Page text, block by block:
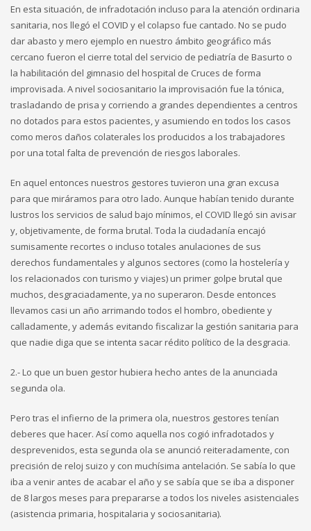
En esta situación, de infradotación incluso para la atención ordinaria
sanitaria, nos llegó el COVID y el colapso fue cantado. No se pudo
dar abasto y mero ejemplo en nuestro ámbito geográfico más
cercano fueron el cierre total del servicio de pediatría de Basurto o
la habilitación del gimnasio del hospital de Cruces de forma
improvisada. A nivel sociosanitario la improvisación fue la tónica,
trasladando de prisa y corriendo a grandes dependientes a centros
no dotados para estos pacientes, y asumiendo en todos los casos
como meros daños colaterales los producidos a los trabajadores
por una total falta de prevención de riesgos laborales.
En aquel entonces nuestros gestores tuvieron una gran excusa
para que miráramos para otro lado. Aunque habían tenido durante
lustros los servicios de salud bajo mínimos, el COVID llegó sin avisar
y, objetivamente, de forma brutal. Toda la ciudadanía encajó
sumisamente recortes o incluso totales anulaciones de sus
derechos fundamentales y algunos sectores (como la hostelería y
los relacionados con turismo y viajes) un primer golpe brutal que
muchos, desgraciadamente, ya no superaron. Desde entonces
llevamos casi un año arrimando todos el hombro, obediente y
calladamente, y además evitando fiscalizar la gestión sanitaria para
que nadie diga que se intenta sacar rédito político de la desgracia.
2.- Lo que un buen gestor hubiera hecho antes de la anunciada
segunda ola.
Pero tras el infierno de la primera ola, nuestros gestores tenían
deberes que hacer. Así como aquella nos cogió infradotados y
desprevenidos, esta segunda ola se anunció reiteradamente, con
precisión de reloj suizo y con muchísima antelación. Se sabía lo que
iba a venir antes de acabar el año y se sabía que se iba a disponer
de 8 largos meses para prepararse a todos los niveles asistenciales
(asistencia primaria, hospitalaria y sociosanitaria).